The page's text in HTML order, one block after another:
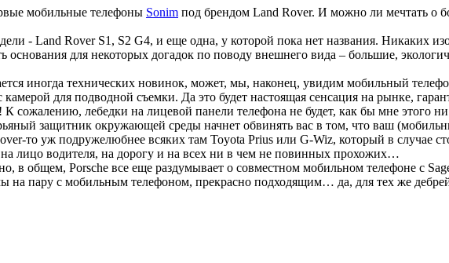
мобильные телефоны Sonim под брендом Land Rover. И можно ли мечтать о
- Land Rover S1, S2 G4, и еще одна, у которой пока нет названия. Никаких
основания для некоторых догадок по поводу внешнего вида – большие,
иногда технических новинок, может, мы, наконец, увидим мобильный
для подводной съемки. Да это будет настоящая сенсация на рынке,
сожалению, лебедки на лицевой панели телефона не будет, как бы мне этого ни
защитник окружающей среды начнет обвинять вас в том, что ваш
то уж подружелюбнее всяких там Toyota Prius или G-Wiz, который в случае
на лицо водителя, на дорогу и на всех ни в чем не повинных прохожих…
в общем, Porsche все еще раздумывает о совместном мобильном телефоне с
на пару с мобильным телефоном, прекрасно подходящим… да, для тех же